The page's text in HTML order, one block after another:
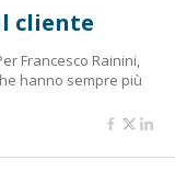
cliente
Francesco Rainini,
hanno sempre più